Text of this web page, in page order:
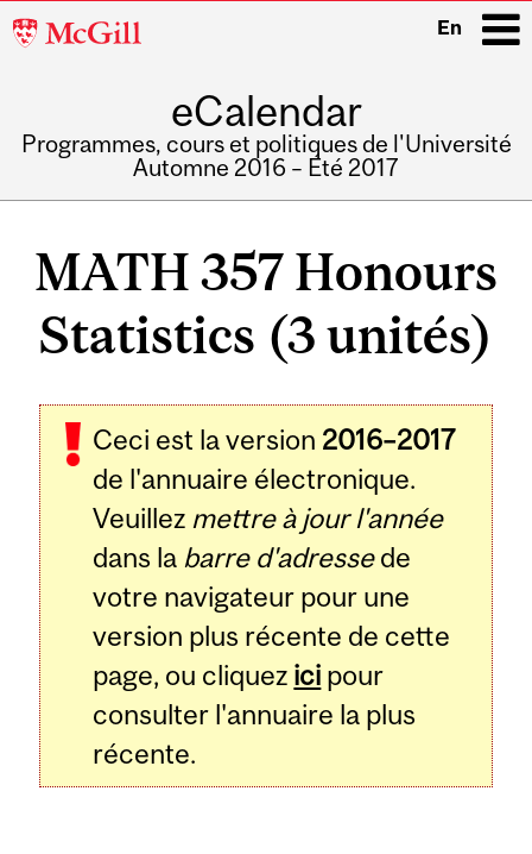
McGill
En
eCalendar
Programmes, cours et politiques de l'Université
Automne 2016 – Été 2017
MATH 357 Honours
Statistics (3 unités)
Ceci est la version 2016–2017
de l'annuaire électronique.
Veuillez mettre à jour l'année
dans la barre d'adressede
votre navigateur pour une
version plus récente de cette
page, ou cliquez ici pour
consulter l'annuaire la plus
récente.